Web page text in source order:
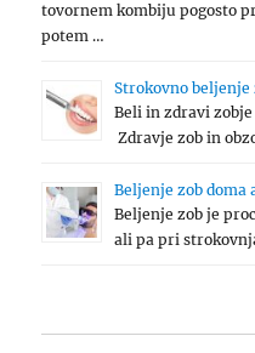
tovornem kombiju pogosto
potem …
Strokovno
Beli in zdravi
Zdravje zob in
Beljenje zob
Beljenje zob je
ali pa pri